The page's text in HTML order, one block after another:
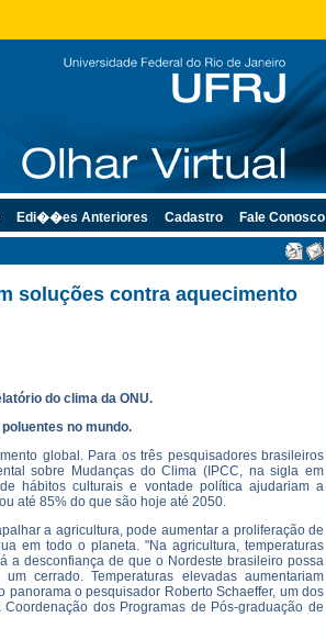
soluções contra aquecimento
do clima da ONU.
no mundo.
global. Para os três pesquisadores brasileiros
sobre Mudanças do Clima (IPCC, na sigla em
hábitos culturais e vontade política ajudariam a
até 85% do que são hoje até 2050.
a agricultura, pode aumentar a proliferação de
em todo o planeta. "Na agricultura, temperaturas
a desconfiança de que o Nordeste brasileiro possa
cerrado. Temperaturas elevadas aumentariam
o pesquisador Roberto Schaeffer, um dos
dos Programas de Pós-graduação de
Edi��es Anteriores Cadastro Fale Conosco